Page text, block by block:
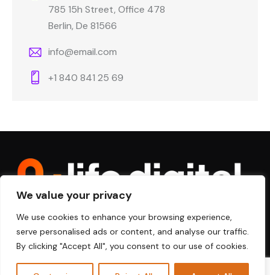
We value your privacy
We use cookies to enhance your browsing experience,
serve personalised ads or content, and analyse our traffic.
By clicking "Accept All", you consent to our use of cookies.
785 15h Street, Office 478
Berlin, De 81566
info@email.com
+1 840 841 25 69